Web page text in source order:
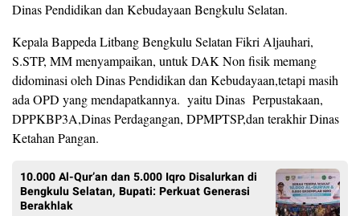
Dinas Pendidikan dan Kebudayaan Bengkulu Selatan.
Kepala Bappeda Litbang Bengkulu Selatan Fikri Aljauhari,
S.STP, MM menyampaikan, untuk DAK Non fisik memang
didominasi oleh Dinas Pendidikan dan Kebudayaan,tetapi masih
ada OPD yang mendapatkannya. yaitu Dinas Perpustakaan,
DPPKBP3A,Dinas Perdagangan, DPMPTSP,dan terakhir Dinas
Ketahan Pangan.
10.000 Al-Qur’an dan 5.000 Iqro Disalurkan di
Bengkulu Selatan, Bupati: Perkuat Generasi
Berakhlak